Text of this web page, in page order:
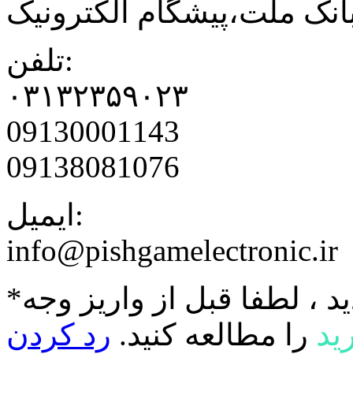
ملت،پیشگام الکترونیک
تلفن:
۰۳۱۳۲۳۵۹۰۲۳
09130001143
09138081076
ایمیل:
info@pishgamelectronic.ir
، لطفا قبل از واریز وجه
را مطالعه کنید. رد کردن